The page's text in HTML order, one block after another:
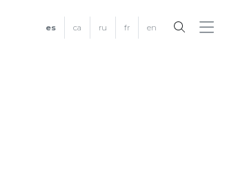
es ca ru fr en